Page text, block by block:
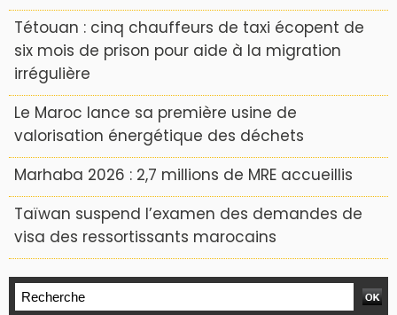
Tétouan : cinq chauffeurs de taxi écopent de
six mois de prison pour aide à la migration
irrégulière
Le Maroc lance sa première usine de
valorisation énergétique des déchets
Marhaba 2026 : 2,7 millions de MRE accueillis
Taïwan suspend l’examen des demandes de
visa des ressortissants marocains